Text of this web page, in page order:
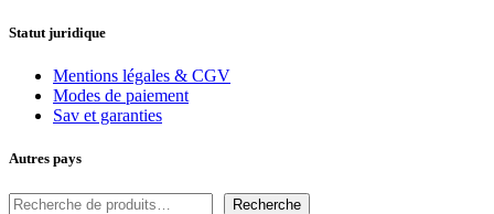
Statut juridique
Mentions légales & CGV
Modes de paiement
Sav et garanties
Autres pays
Rechercher Recherche